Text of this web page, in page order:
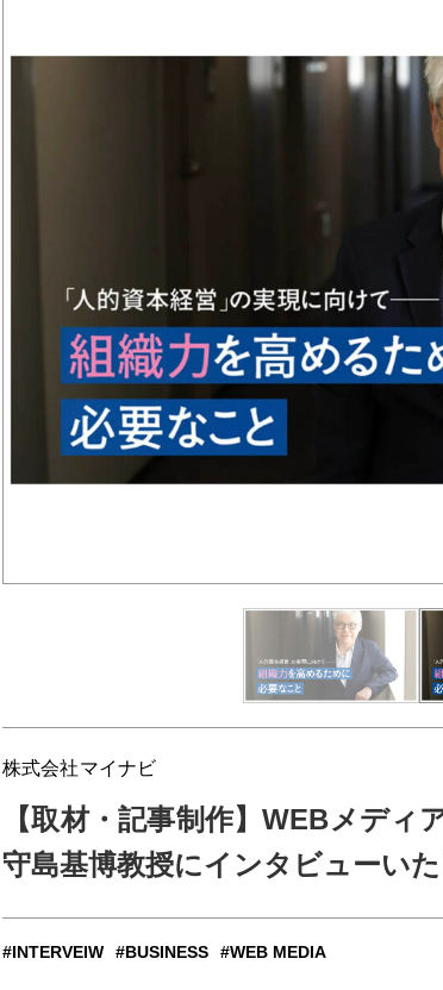
株式会社マイナビ
【取材・記事制作】WEBメディ
守島基博教授にインタビューい
INTERVEIW BUSINESS WEB MEDIA